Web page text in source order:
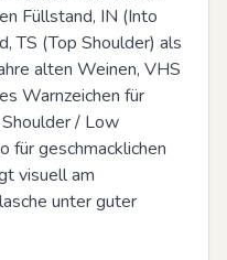
Füllstand, IN (Into
TS (Top Shoulder) als
alten Weinen, VHS
Warnzeichen für
/ Low
für geschmacklichen
visuell am
unter guter